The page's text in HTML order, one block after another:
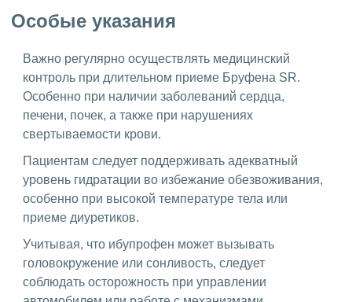
Особые указания
Важно регулярно осуществлять медицинский
контроль при длительном приеме Бруфена SR.
Особенно при наличии заболеваний сердца,
печени, почек, а также при нарушениях
свертываемости крови.
Пациентам следует поддерживать адекватный
уровень гидратации во избежание обезвоживания,
особенно при высокой температуре тела или
приеме диуретиков.
Учитывая, что ибупрофен может вызывать
головокружение или сонливость, следует
соблюдать осторожность при управлении